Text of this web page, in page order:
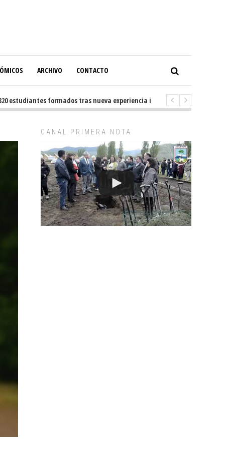
ARCHIVO CONTACTO
formados tras nueva experiencia internacional en Buenos
CANAL PRIMERA NOTA